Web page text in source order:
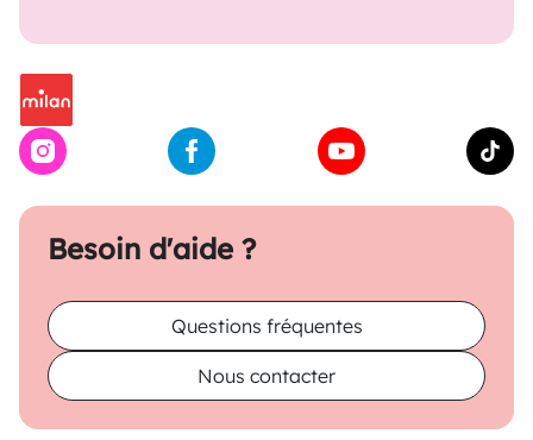
Besoin d'aide ?
Questions fréquentes
Nous contacter